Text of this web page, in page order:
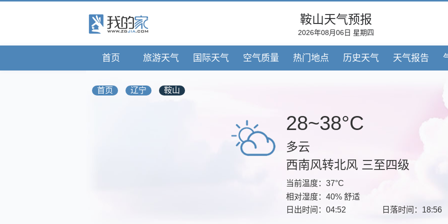
鞍山天气预报
2026年08月06日 星期四
首页 旅游天气 国际天气 空气质量 热门地点 历史天气 天气报告
首页 辽宁 鞍山
28~38°C
多云
西南风转北风 三至四级
当前温度：37°C
相对湿度：40% 舒适
日出时间：04:52
日落时间：18:56